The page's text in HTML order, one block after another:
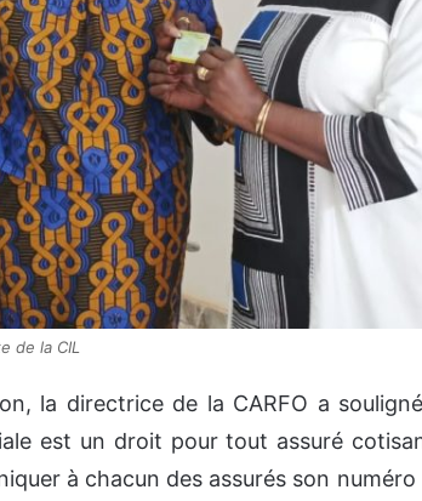
de la CIL
la directrice de la CARFO a
est un droit pour tout assuré
à chacun des assurés son